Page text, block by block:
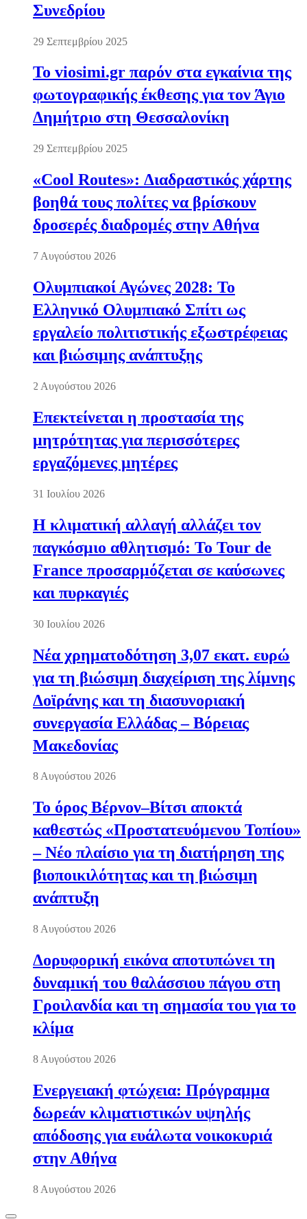
Συνεδρίου
29 Σεπτεμβρίου 2025
Το viosimi.gr παρόν στα εγκαίνια της
φωτογραφικής έκθεσης για τον Άγιο
Δημήτριο στη Θεσσαλονίκη
29 Σεπτεμβρίου 2025
«Cool Routes»: Διαδραστικός χάρτης
βοηθά τους πολίτες να βρίσκουν
δροσερές διαδρομές στην Αθήνα
7 Αυγούστου 2026
Ολυμπιακοί Αγώνες 2028: Το
Ελληνικό Ολυμπιακό Σπίτι ως
εργαλείο πολιτιστικής εξωστρέφειας
και βιώσιμης ανάπτυξης
2 Αυγούστου 2026
Επεκτείνεται η προστασία της
μητρότητας για περισσότερες
εργαζόμενες μητέρες
31 Ιουλίου 2026
Η κλιματική αλλαγή αλλάζει τον
παγκόσμιο αθλητισμό: Το Tour de
France προσαρμόζεται σε καύσωνες
και πυρκαγιές
30 Ιουλίου 2026
Νέα χρηματοδότηση 3,07 εκατ. ευρώ
για τη βιώσιμη διαχείριση της λίμνης
Δοϊράνης και τη διασυνοριακή
συνεργασία Ελλάδας – Βόρειας
Μακεδονίας
8 Αυγούστου 2026
Το όρος Βέρνον–Βίτσι αποκτά
καθεστώς «Προστατευόμενου Τοπίου»
– Νέο πλαίσιο για τη διατήρηση της
βιοποικιλότητας και τη βιώσιμη
ανάπτυξη
8 Αυγούστου 2026
Δορυφορική εικόνα αποτυπώνει τη
δυναμική του θαλάσσιου πάγου στη
Γροιλανδία και τη σημασία του για το
κλίμα
8 Αυγούστου 2026
Ενεργειακή φτώχεια: Πρόγραμμα
δωρεάν κλιματιστικών υψηλής
απόδοσης για ευάλωτα νοικοκυριά
στην Αθήνα
8 Αυγούστου 2026